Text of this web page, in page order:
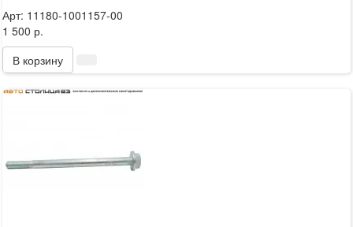
Арт: 11180-1001157-00
1 500 р.
В корзину